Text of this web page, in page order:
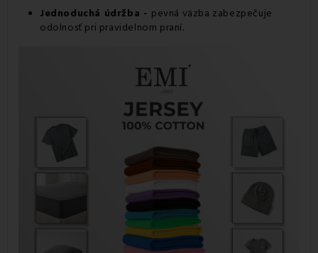
Jednoduchá údržba - pevná väzba zabezpečuje
odolnosť pri pravidelnom praní.